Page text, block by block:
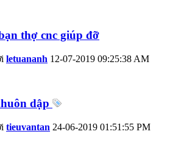
thợ cnc giúp đỡ
letuananh 12-07-2019 09:25:38 AM
dập
tieuvantan 24-06-2019 01:51:55 PM